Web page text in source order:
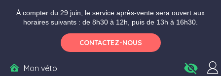
À compter du 29 juin, le service après-vente sera ouvert aux
horaires suivants : de 8h30 à 12h, puis de 13h à 16h30.
CONTACTEZ-NOUS
Mon véto visibility_off